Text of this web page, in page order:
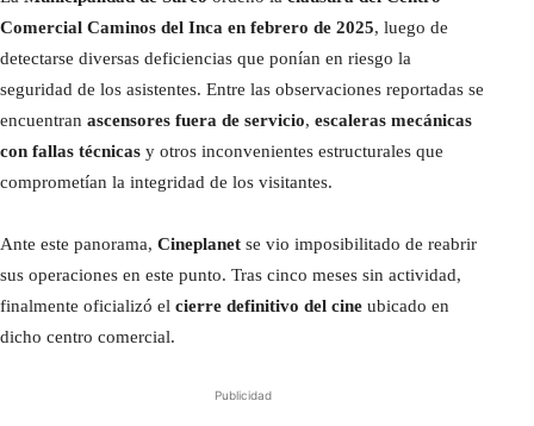
Comercial Caminos del Inca en febrero de 2025, luego de
detectarse diversas deficiencias que ponían en riesgo la
seguridad de los asistentes. Entre las observaciones reportadas se
encuentran ascensores fuera de servicio, escaleras mecánicas
con fallas técnicas y otros inconvenientes estructurales que
comprometían la integridad de los visitantes.
Ante este panorama, Cineplanet se vio imposibilitado de reabrir
sus operaciones en este punto. Tras cinco meses sin actividad,
finalmente oficializó el cierre definitivo del cine ubicado en
dicho centro comercial.
Publicidad